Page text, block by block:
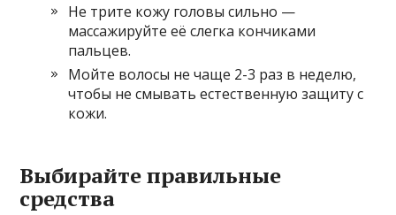
Не трите кожу головы сильно —
массажируйте её слегка кончиками
пальцев.
Мойте волосы не чаще 2-3 раз в неделю,
чтобы не смывать естественную защиту с
кожи.
Выбирайте правильные
средства